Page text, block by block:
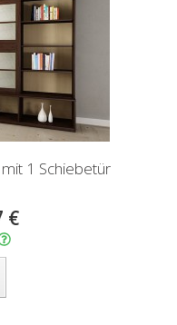
1 Schiebetür
€